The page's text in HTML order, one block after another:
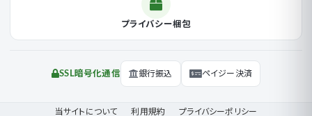
プライバシー梱包
SSL暗号化通信 銀行振込 ペイジー決済
当サイトについて 利用規約 プライバシーポリシー